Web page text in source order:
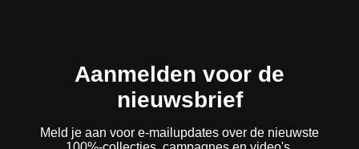
Aanmelden voor de
nieuwsbrief
Meld je aan voor e-mailupdates over de nieuwste